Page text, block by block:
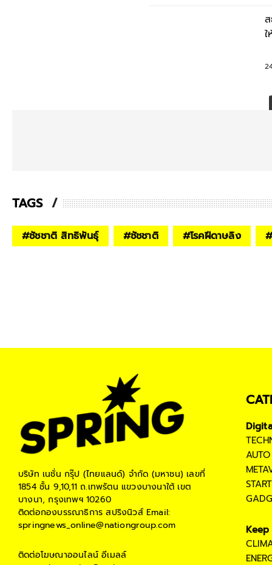
TAGS
#ชัชชาติ สิทธิพันธุ์ #ชัชชาติ #โรคฝีดาษลิง
บริษัท เนชั่น กรุ๊ป (ไทยแลนด์) จำกัด (มหาชน) เลขที่
1854 ชั้น 9,10,11 ถ.เทพรัตน แขวงบางนาใต้ เขต
บางนา, กรุงเทพฯ 10260
ติดต่อกองบรรณาธิการ สปริงนิวส์Email:
springnews_online@nationgroup.com
ติดต่อโฆษณาออนไลน์ อีเมลล์
AUTO